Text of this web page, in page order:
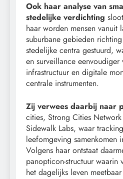
Ook haar analyse van
stedelijke verdichting
haar worden mensen vanuit
suburbane gebieden
stedelijke centra gestuurd,
en surveillance
infrastructuur en digitale
centrale instrumenten.
Zij verwees daarbij naar
cities, Strong Cities Network
Sidewalk Labs, waar
leefomgeving samenkomen
Volgens haar ontstaat
panopticon-structuur waarin
het dagelijks leven